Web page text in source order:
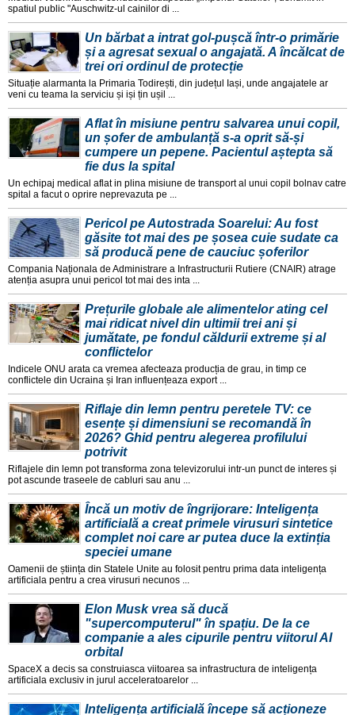
spatiul public "Auschwitz-ul cainilor di ...
Un bărbat a intrat gol-pușcă într-o primărie
și a agresat sexual o angajată. A încălcat de
trei ori ordinul de protecție
Situație alarmanta la Primaria Todirești, din județul Iași, unde angajatele ar
veni cu teama la serviciu și iși țin ușil ...
Aflat în misiune pentru salvarea unui copil,
un șofer de ambulanță s-a oprit să-și
cumpere un pepene. Pacientul aștepta să
fie dus la spital
Un echipaj medical aflat in plina misiune de transport al unui copil bolnav catre
spital a facut o oprire neprevazuta pe ...
Pericol pe Autostrada Soarelui: Au fost
găsite tot mai des pe șosea cuie sudate ca
să producă pene de cauciuc șoferilor
Compania Naționala de Administrare a Infrastructurii Rutiere (CNAIR) atrage
atenția asupra unui pericol tot mai des inta ...
Prețurile globale ale alimentelor ating cel
mai ridicat nivel din ultimii trei ani și
jumătate, pe fondul căldurii extreme și al
conflictelor
Indicele ONU arata ca vremea afecteaza producția de grau, in timp ce
conflictele din Ucraina și Iran influențeaza export ...
Riflaje din lemn pentru peretele TV: ce
esențe și dimensiuni se recomandă în
2026? Ghid pentru alegerea profilului
potrivit
Riflajele din lemn pot transforma zona televizorului intr-un punct de interes și
pot ascunde traseele de cabluri sau anu ...
Încă un motiv de îngrijorare: Inteligența
artificială a creat primele virusuri sintetice
complet noi care ar putea duce la extinția
speciei umane
Oamenii de știința din Statele Unite au folosit pentru prima data inteligența
artificiala pentru a crea virusuri necunos ...
Elon Musk vrea să ducă
"supercomputerul" în spațiu. De la ce
companie a ales cipurile pentru viitorul AI
orbital
SpaceX a decis sa construiasca viitoarea sa infrastructura de inteligența
artificiala exclusiv in jurul acceleratoarelor ...
Inteligența artificială începe să acționeze